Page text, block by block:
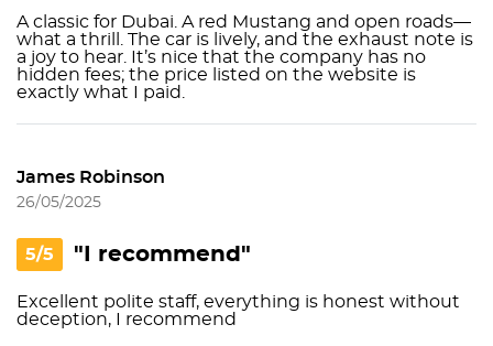
A classic for Dubai. A red Mustang and open roads—
what a thrill. The car is lively, and the exhaust note is
a joy to hear. It’s nice that the company has no
hidden fees; the price listed on the website is
exactly what I paid.
James Robinson
26/05/2025
5/5 "I recommend"
Excellent polite staff, everything is honest without
deception, I recommend